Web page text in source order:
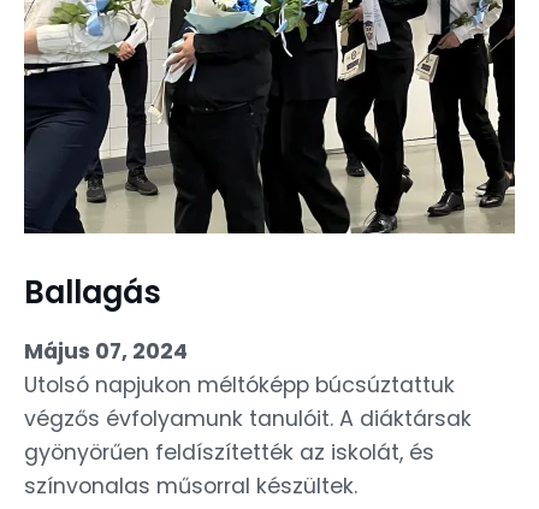
Ballagás
Május 07, 2024
Utolsó napjukon méltóképp búcsúztattuk
végzős évfolyamunk tanulóit. A diáktársak
gyönyörűen feldíszítették az iskolát, és
színvonalas műsorral készültek.